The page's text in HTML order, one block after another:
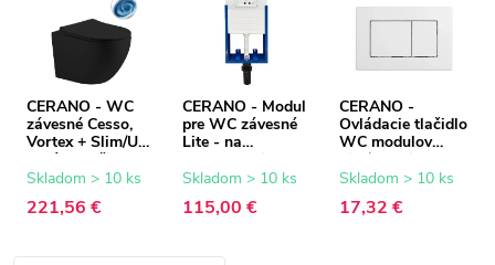
CERANO - WC
závesné Cesso,
Vortex + Slim/UF
sedátko - čierna
matná - 49x36 cm
Skladom > 10 ks
221,56 €
CERANO - Modul
pre WC závesné
Lite - na
47x76,7 cm
Skladom > 10 ks
115,00 €
CERANO -
Ovládacie tlačidlo
WC modulov
Lite/Classic - ABS
- biela
Skladom > 10 ks
17,32 €